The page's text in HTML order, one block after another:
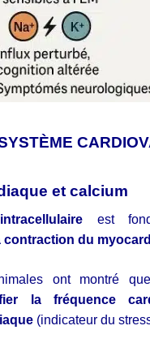
et calcium
est
contraction du
ont montré
la fréquence
(indicateur du